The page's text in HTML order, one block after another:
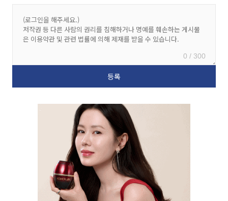
0 / 300